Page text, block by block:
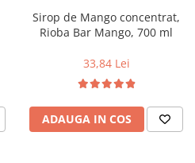
Sirop de Mango concentrat,
Rioba Bar Mango, 700 ml
33,84 Lei
ADAUGA IN COS